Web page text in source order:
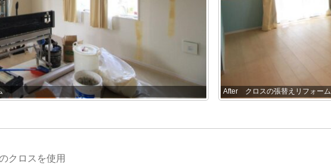
After クロスの張替えリフォーム
クロスを使用